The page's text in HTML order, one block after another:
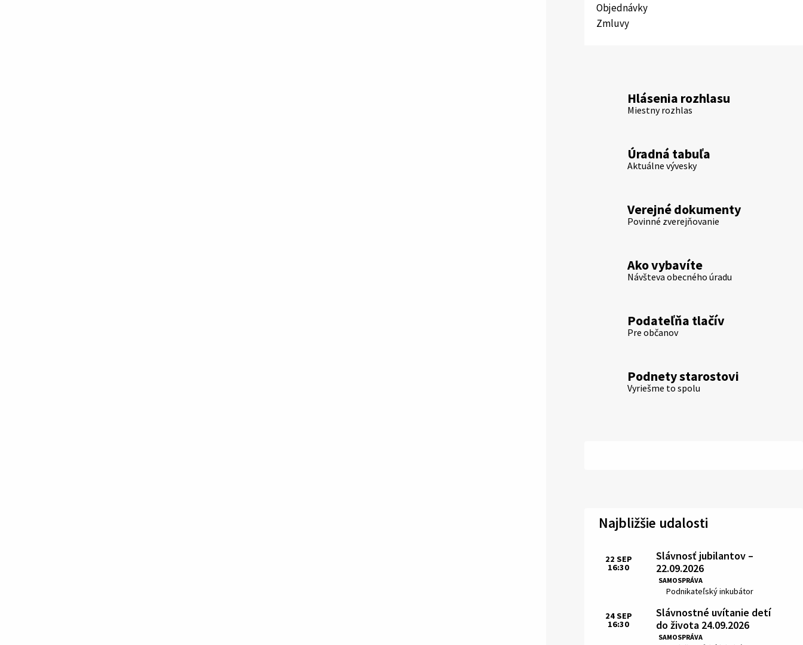
Objednávky
Zmluvy
Hlásenia rozhlasu
Miestny rozhlas
Úradná tabuľa
Aktuálne vývesky
Verejné dokumenty
Povinné zverejňovanie
Ako vybavíte
Návšteva obecného úradu
Podateľňa tlačív
Pre občanov
Podnety starostovi
Vyriešme to spolu
Najbližšie udalosti
Slávnosť jubilantov –
22.09.2026
SAMOSPRÁVA
Miesto:
Podnikateľský inkubátor
Čas:
22 SEP
16:30
Slávnostné uvítanie detí
do života 24.09.2026
SAMOSPRÁVA
Čas:
24SEP
16:30